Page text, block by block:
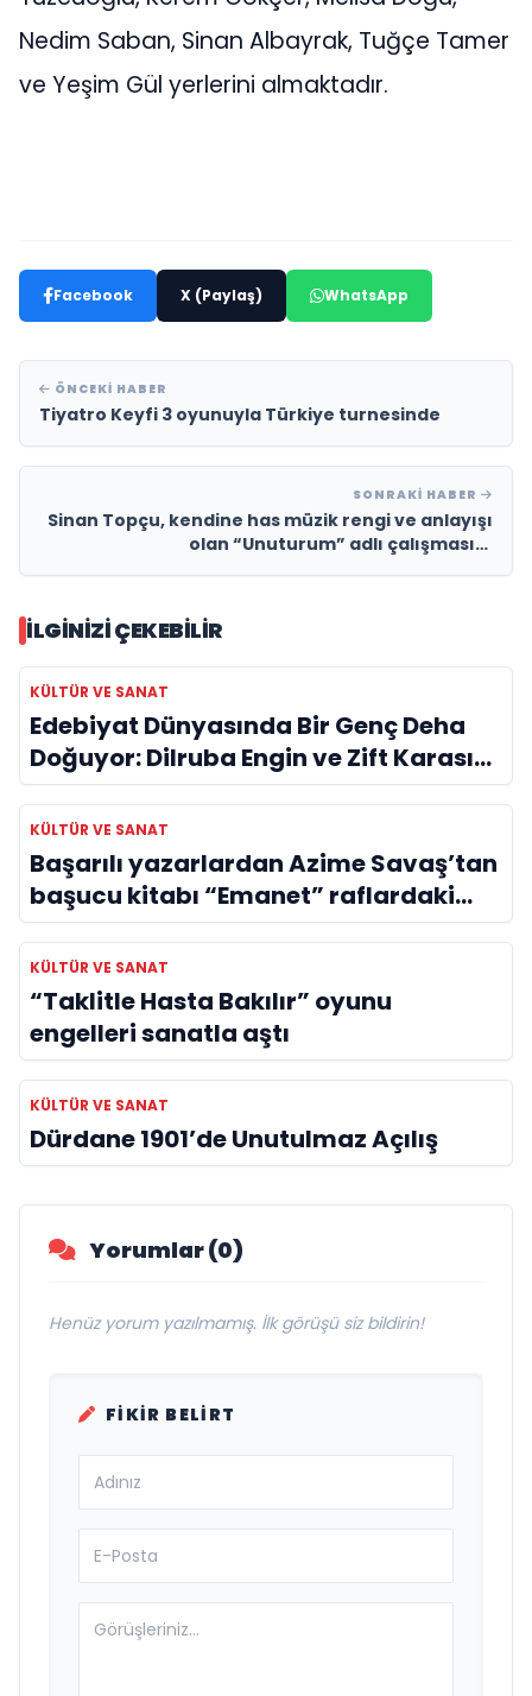
Nedim Saban, Sinan Albayrak, Tuğçe Tamer
ve Yeşim Gül yerlerini almaktadır. ‎
Facebook X (Paylaş) WhatsApp
ÖNCEKI HABER
Tiyatro Keyfi 3 oyunuyla Türkiye turnesinde
SONRAKI HABER
Sinan Topçu, kendine has müzik rengi ve anlayışı
olan “Unuturum” adlı çalışmasını
İLGINIZI ÇEKEBILIR
KÜLTÜR VE SANAT
Edebiyat Dünyasında Bir Genç Deha
Doğuyor: Dilruba Engin ve Zift Karası
Evreni ‘AVENOİR’
KÜLTÜR VE SANAT
Başarılı yazarlardan Azime Savaş’tan
başucu kitabı “Emanet” raflardaki
yerini aldı
KÜLTÜR VE SANAT
“Taklitle Hasta Bakılır” oyunu
engelleri sanatla aştı
KÜLTÜR VE SANAT
Dürdane 1901’de Unutulmaz Açılış
Yorumlar (0)
Henüz yorum yazılmamış. İlk görüşü siz bildirin!
FIKIR BELIRT